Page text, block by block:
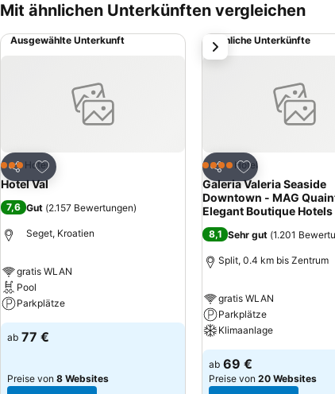
gegen Gebühr auf den Privatparkplätzen abstellen. Außerdem versteht sich WLAN
genießt man eine Auswahl an einheimischen und internationalen Gerichten sowie
liegt fußläufig etwa eine Viertelstunde vom Haus Hotel Jadran
Mit ähnlichen Unterkünften vergleichen
Ausgewählte Unterkunft
Teilen
Zu Favoriten hinzufügen
3 SterneHotel
Hotel Val
7,6 Gut (2.157 Bewertungen)
Seget, Kroatien
gratis WLAN
Pool
Parkplätze
ab 77 €
Preise von 8 Websites
Ähnliche Unterkünfte
Teilen
Zu Favoriten
4 SterneHotel
Galeria Valeria Seaside
Downtown - MAG
Elegant Boutique Hotels
8,1 Sehr gut (1.201
Split, 0.4 km bis Zentrum
gratis WLAN
Parkplätze
Klimaanlage
ab 69 €
Preise von 20 Websites
weiter